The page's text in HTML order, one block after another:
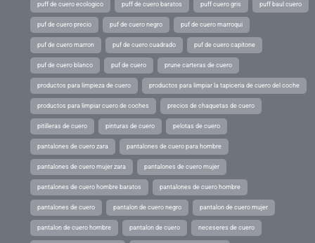
puff de cuero ecologico puff de cuero baratos puff cuero gris puff baul cuero
puf de cuero precio puf de cuero negro puf de cuero marroqui
puf de cuero marron puf de cuero cuadrado puf de cuero capitone
puf de cuero blanco puf de cuero prune carteras de cuero
productos para limpieza de cuero productos para limpiar la tapiceria de cuero del coche
productos para limpiar cuero de coches precios de chaquetas de cuero
pitilleras de cuero pinturas de cuero pelotas de cuero
pantalones de cuero zara pantalones de cuero para hombre
pantalones de cuero mujer zara pantalones de cuero mujer
pantalones de cuero hombre baratos pantalones de cuero hombre
pantalones de cuero pantalon de cuero negro pantalon de cuero mujer
pantalon de cuero hombre pantalon de cuero neceseres de cuero